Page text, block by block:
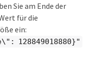
Sie am Ende der
für die
ein:
128849018880}"